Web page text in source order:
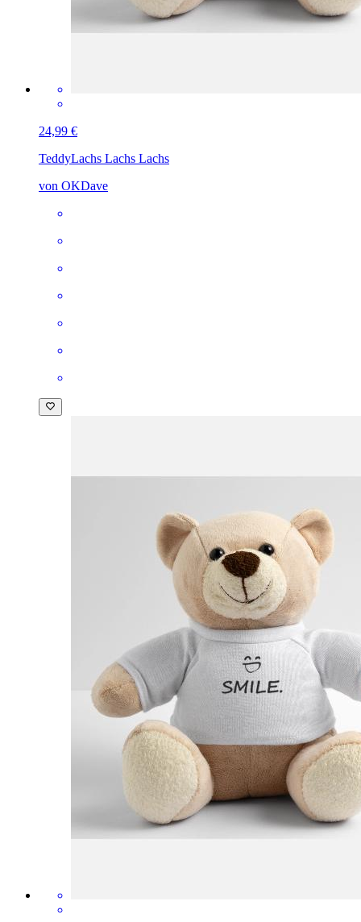
24,99 €
TeddyLachs Lachs Lachs
von OKDave